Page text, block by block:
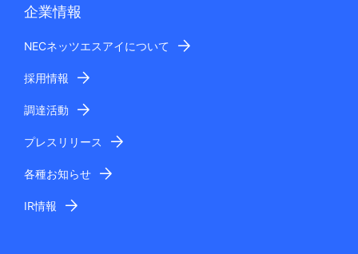
企業情報
NECネッツエスアイについて
採用情報
調達活動
プレスリリース
各種お知らせ
IR情報